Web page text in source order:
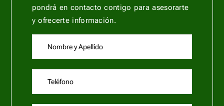
pondrá en contacto contigo para asesorarte
y ofrecerte información.